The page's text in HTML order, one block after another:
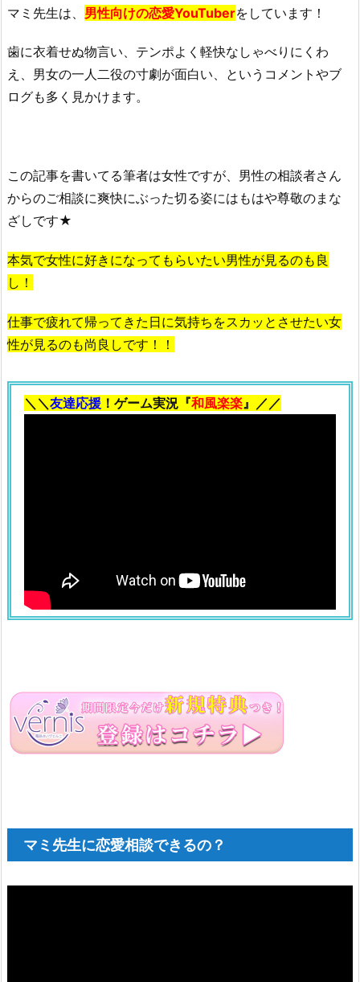
マミ先生は、 男性向けの恋愛YouTuberをしています！
歯に衣着せぬ物言い、テンポよく軽快なしゃべりにくわ
え、男女の一人二役の寸劇が面白い、というコメントやブ
ログも多く見かけます。
この記事を書いてる筆者は女性ですが、男性の相談者さん
からのご相談に爽快にぶった切る姿にはもはや尊敬のまな
ざしです★
本気で女性に好きになってもらいたい男性が見るのも良
し！
仕事で疲れて帰ってきた日に気持ちをスカッとさせたい女
性が見るのも尚良しです！！
＼＼ 友達応援 ！ゲーム実況『和風楽楽 』／／
マミ先生に恋愛相談できるの？